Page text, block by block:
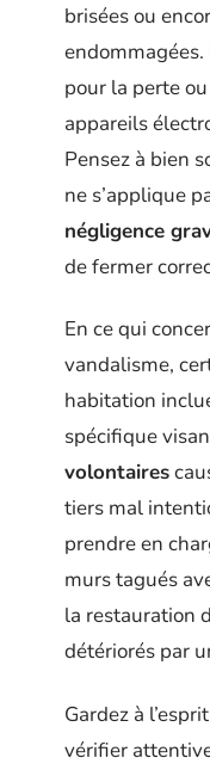
brisées ou
pour la perte
appareils
Pensez à bien
ne s’applique
négligence
de fermer
En ce qui
vandalisme,
habitation
spécifique
volontaires
tiers mal
prendre en
murs tagués
la restauration
détériorés par
Gardez à
vérifier